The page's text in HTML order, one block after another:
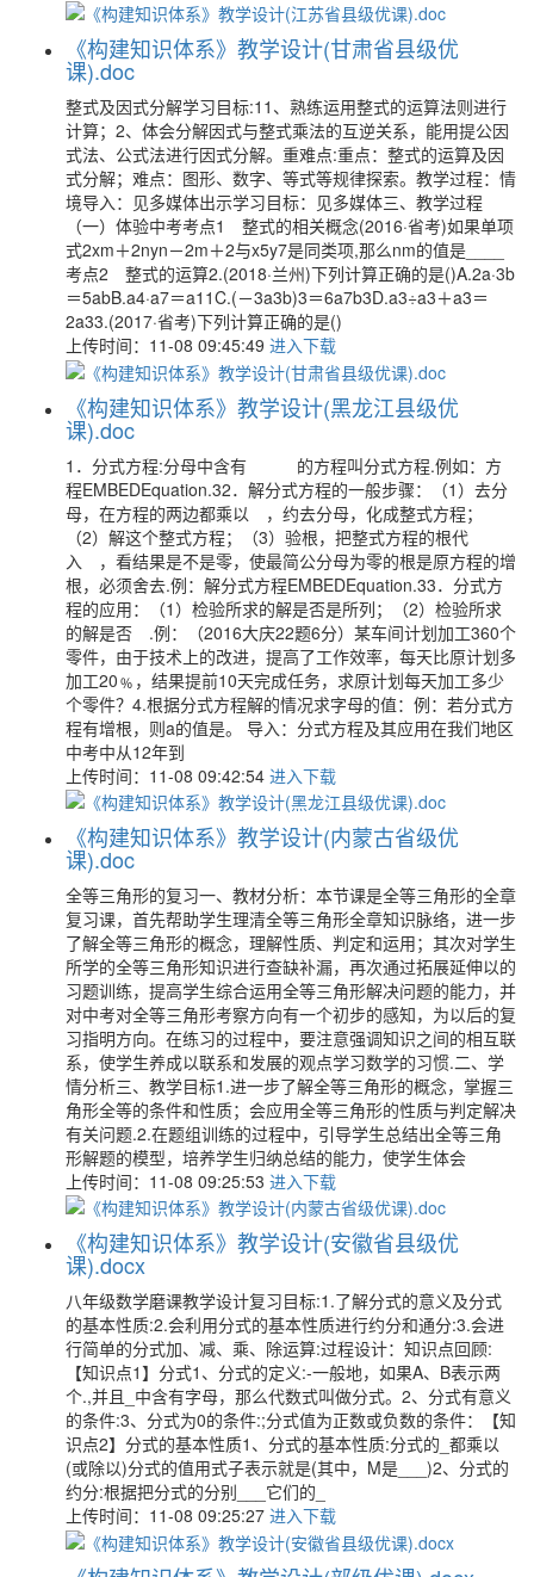
《构建知识体系》教学设计(甘肃省县级优
课).doc
整式及因式分解学习目标:11、熟练运用整式的运算法则进行
计算；2、体会分解因式与整式乘法的互逆关系，能用提公因
式法、公式法进行因式分解。重难点:重点：整式的运算及因
式分解；难点：图形、数字、等式等规律探索。教学过程：情
境导入：见多媒体出示学习目标：见多媒体三、教学过程
（一）体验中考考点1 整式的相关概念(2016·省考)如果单项
式2xm＋2nyn－2m＋2与x5y7是同类项,那么nm的值是____
考点2 整式的运算2.(2018·兰州)下列计算正确的是()A.2a·3b
＝5abB.a4·a7＝a11C.(－3a3b)3＝6a7b3D.a3÷a3＋a3＝
2a33.(2017·省考)下列计算正确的是()
上传时间：11-08 09:45:49 进入下载
《构建知识体系》教学设计(黑龙江县级优
课).doc
1．分式方程:分母中含有 的方程叫分式方程.例如：方
程EMBEDEquation.32．解分式方程的一般步骤：（1）去分
母，在方程的两边都乘以 ，约去分母，化成整式方程；
（2）解这个整式方程；（3）验根，把整式方程的根代
入 ，看结果是不是零，使最简公分母为零的根是原方程的增
根，必须舍去.例：解分式方程EMBEDEquation.33．分式方
程的应用：（1）检验所求的解是否是所列；（2）检验所求
的解是否 .例：（2016大庆22题6分）某车间计划加工360个
零件，由于技术上的改进，提高了工作效率，每天比原计划多
加工20﹪，结果提前10天完成任务，求原计划每天加工多少
个零件？4.根据分式方程解的情况求字母的值：例：若分式方
程有增根，则a的值是。 导入：分式方程及其应用在我们地区
中考中从12年到
上传时间：11-08 09:42:54 进入下载
《构建知识体系》教学设计(内蒙古省级优
课).doc
全等三角形的复习一、教材分析：本节课是全等三角形的全章
复习课，首先帮助学生理清全等三角形全章知识脉络，进一步
了解全等三角形的概念，理解性质、判定和运用；其次对学生
所学的全等三角形知识进行查缺补漏，再次通过拓展延伸以的
习题训练，提高学生综合运用全等三角形解决问题的能力，并
对中考对全等三角形考察方向有一个初步的感知，为以后的复
习指明方向。在练习的过程中，要注意强调知识之间的相互联
系，使学生养成以联系和发展的观点学习数学的习惯.二、学
情分析三、教学目标1.进一步了解全等三角形的概念，掌握三
角形全等的条件和性质；会应用全等三角形的性质与判定解决
有关问题.2.在题组训练的过程中，引导学生总结出全等三角
形解题的模型，培养学生归纳总结的能力，使学生体会
上传时间：11-08 09:25:53 进入下载
《构建知识体系》教学设计(安徽省县级优
课).docx
八年级数学磨课教学设计复习目标:1.了解分式的意义及分式
的基本性质:2.会利用分式的基本性质进行约分和通分:3.会进
行简单的分式加、减、乘、除运算:过程设计：知识点回顾:
【知识点1】分式1、分式的定义:-一般地，如果A、B表示两
个.,并且_中含有字母，那么代数式叫做分式。2、分式有意义
的条件:3、分式为0的条件:;分式值为正数或负数的条件：【知
识点2】分式的基本性质1、分式的基本性质:分式的_都乘以
(或除以)分式的值用式子表示就是(其中，M是___)2、分式的
约分:根据把分式的分别___它们的_
上传时间：11-08 09:25:27 进入下载